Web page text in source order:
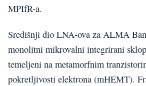
MPIfR-a.
Središnji dio LNA-ova za ALMA
monolitni mikrovalni integrirani
temeljeni na metamorfnim
pokretljivosti elektrona (mHEMT).